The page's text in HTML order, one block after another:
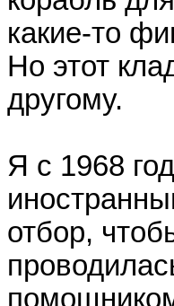
какие-то
Но этот
другому.
Я с 1968
отбор,